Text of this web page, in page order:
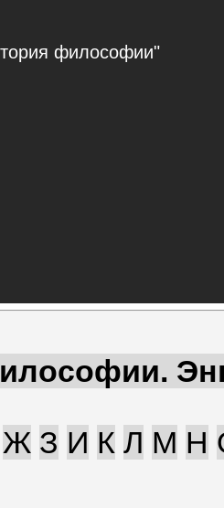
философии"
Ж З И К Л М Н